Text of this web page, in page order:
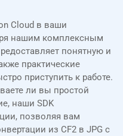
Cloud в ваши
нашим комплексным
понятную и
практические
приступить к работе.
ли вы простой
наши SDK
позволяя вам
из CF2 в JPG с